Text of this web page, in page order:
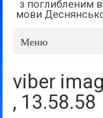
з поглибленим
мови
Меню
Дошка оголошень
Батькам та учням
viber
, 13.58.58